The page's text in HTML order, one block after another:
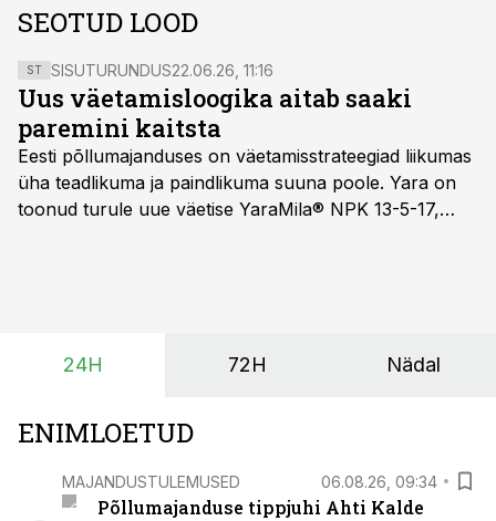
SEOTUD LOOD
ST SISUTURUNDUS22.06.26, 11:16
Uus väetamisloogika aitab saaki
paremini kaitsta
Eesti põllumajanduses on väetamisstrateegiad liikumas
üha teadlikuma ja paindlikuma suuna poole. Yara on
toonud turule uue väetise YaraMila® NPK 13-5-17,
24H 72H Nädal
ENIMLOETUD
MAJANDUSTULEMUSED 06.08.26, 09:34
Põllumajanduse tippjuhi Ahti Kalde